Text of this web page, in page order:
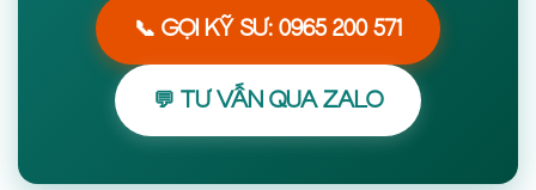
📞 GỌI KỸ SƯ: 0965 200 571
💬 TƯ VẤN QUA ZALO